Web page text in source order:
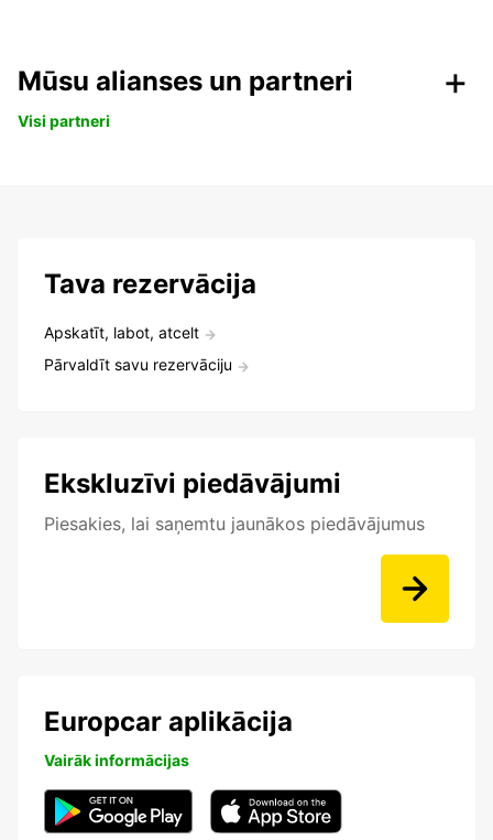
Mūsu alianses un partneri
Visi partneri
Tava rezervācija
Apskatīt, labot, atcelt
Pārvaldīt savu rezervāciju
Ekskluzīvi piedāvājumi
Piesakies, lai saņemtu jaunākos piedāvājumus
Europcar aplikācija
Vairāk informācijas